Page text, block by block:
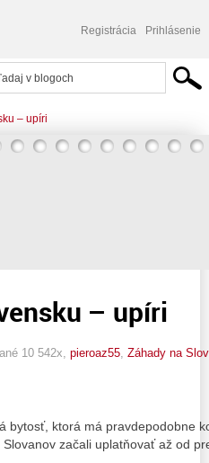
Registrácia Prihlásenie
– upíri
– upíri
10 542x, pieroaz55 Záhady na
bytosť, ktorá má pravdepodobne
začali uplatňovať až od